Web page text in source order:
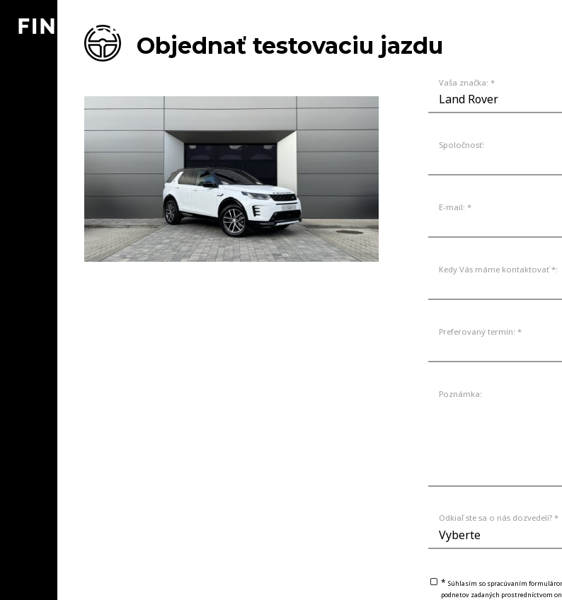
Objednať testovaciu jazdu
Vaša značka: *
Spoločnosť:
E-mail: *
Kedy Vás máme kontaktovať *:
Preferovaný termín: *
Poznámka:
Odkiaľ ste sa o nás dozvedeli? *
*Súhlasím so spracúvaním
podnetov zadaných prostredníctvom